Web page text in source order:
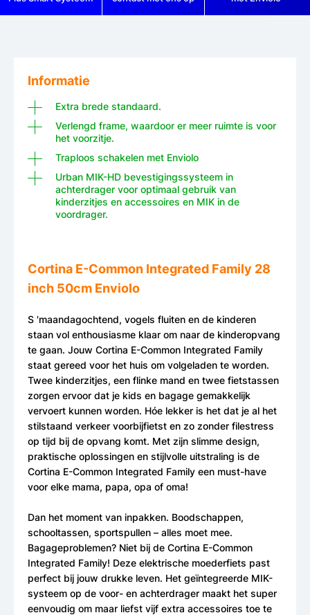
Informatie
Extra brede standaard.
Verlengd frame, waardoor er meer ruimte is voor
het voorzitje.
Traploos schakelen met Enviolo
Urban MIK-HD bevestigingssysteem in
achterdrager voor optimaal gebruik van
kinderzitjes en accessoires en MIK in de
voordrager.
Cortina E-Common Integrated Family 28
inch 50cm Enviolo
S 'maandagochtend, vogels fluiten en de kinderen
staan vol enthousiasme klaar om naar de kinderopvang
te gaan. Jouw Cortina E-Common Integrated Family
staat gereed voor het huis om volgeladen te worden.
Twee kinderzitjes, een flinke mand en twee fietstassen
zorgen ervoor dat je kids en bagage gemakkelijk
vervoert kunnen worden. Hóe lekker is het dat je al het
stilstaand verkeer voorbijfietst en zo zonder filestress
op tijd bij de opvang komt. Met zijn slimme design,
praktische oplossingen en stijlvolle uitstraling is de
Cortina E-Common Integrated Family een must-have
voor elke mama, papa, opa of oma!
Dan het moment van inpakken. Boodschappen,
schooltassen, sportspullen – alles moet mee.
Bagageproblemen? Niet bij de Cortina E-Common
Integrated Family! Deze elektrische moederfiets past
perfect bij jouw drukke leven. Het geïntegreerde MIK-
systeem op de voor- en achterdrager maakt het super
eenvoudig om maar liefst vijf extra accessoires toe te